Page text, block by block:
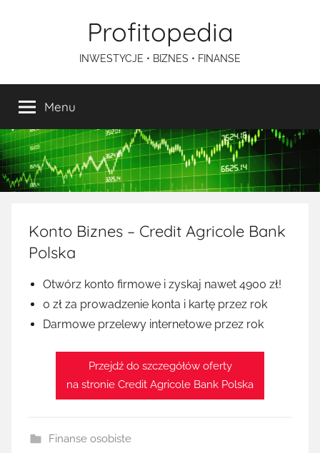
Profitopedia
INWESTYCJE • BIZNES • FINANSE
Menu
Konto Biznes – Credit Agricole Bank
Polska
Otwórz konto firmowe i zyskaj nawet 4900 zł!
0 zł za prowadzenie konta i kartę przez rok
Darmowe przelewy internetowe przez rok
Przejdź do szczegółów oferty
na stronie Credit Agricole Bank Polska
Finanse osobiste